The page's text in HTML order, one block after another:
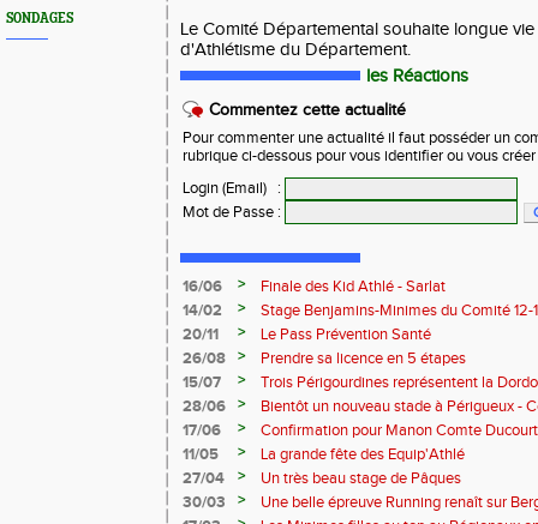
SONDAGES
Le Comité Départemental souhaite longue
d'Athlétisme du Département.
les Réactions
Commentez cette actualité
Pour commenter une actualité il faut posséder un
rubrique ci-dessous pour vous identifier ou vous
Login (Email)
:
Mot de Passe :
16/06 >
Finale des Kid Athlé - Sarlat
14/02
>
Stage Benjamins-Minimes du Comité 12-
succès.
20/11 >
Le Pass Prévention Santé
26/08
>
Prendre sa licence en 5 étapes
15/07
>
Trois Périgourdines représentent la
28/06
>
Bientôt un nouveau stade à Périgueux -
17/06
>
Confirmation pour Manon Comte Ducourt
11/05
>
La grande fête des Equip'Athlé
27/04
>
Un très beau stage de Pâques
30/03
>
Une belle épreuve Running renaît sur